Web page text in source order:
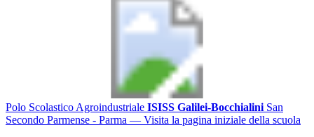
Polo Scolastico Agroindustriale ISISS Galilei-Bocchialini San
Secondo Parmense - Parma — Visita la pagina iniziale della scuola